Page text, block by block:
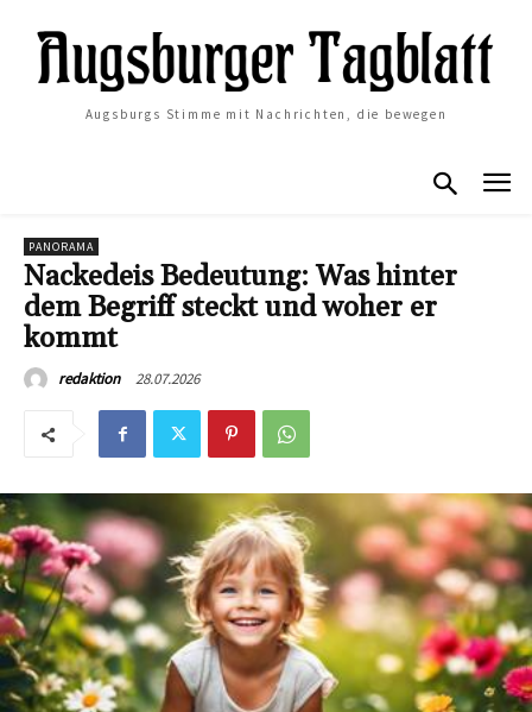
Augsburgs Stimme mit Nachrichten, die bewegen
PANORAMA
Nackedeis Bedeutung: Was hinter
dem Begriff steckt und woher er
kommt
redaktion 28.07.2026